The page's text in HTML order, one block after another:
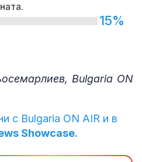
15%
Bulgaria ON
с Bulgaria ON AIR и в
Showcase.